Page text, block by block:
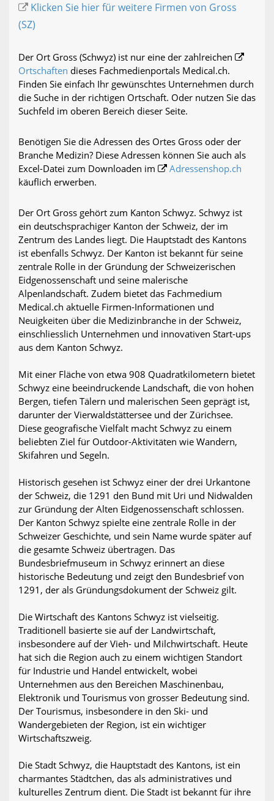
Klicken Sie hier für weitere Firmen von Gross
(SZ)
Der Ort Gross (Schwyz) ist nur eine der zahlreichen
Ortschaften dieses Fachmedienportals Medical.ch.
Finden Sie einfach Ihr gewünschtes Unternehmen durch
die Suche in der richtigen Ortschaft. Oder nutzen Sie das
Suchfeld im oberen Bereich dieser Seite.
Benötigen Sie die Adressen des Ortes Gross oder der
Branche Medizin? Diese Adressen können Sie auch als
Excel-Datei zum Downloaden im
Adressenshop.ch
käuflich erwerben.
Der Ort Gross gehört zum Kanton Schwyz. Schwyz ist
ein deutschsprachiger Kanton der Schweiz, der im
Zentrum des Landes liegt. Die Hauptstadt des Kantons
ist ebenfalls Schwyz. Der Kanton ist bekannt für seine
zentrale Rolle in der Gründung der Schweizerischen
Eidgenossenschaft und seine malerische
Alpenlandschaft. Zudem bietet das Fachmedium
Medical.ch aktuelle Firmen-Informationen und
Neuigkeiten über die Medizinbranche in der Schweiz,
einschliesslich Unternehmen und innovativen Start-ups
aus dem Kanton Schwyz.
Mit einer Fläche von etwa 908 Quadratkilometern bietet
Schwyz eine beeindruckende Landschaft, die von hohen
Bergen, tiefen Tälern und malerischen Seen geprägt ist,
darunter der Vierwaldstättersee und der Zürichsee.
Diese geografische Vielfalt macht Schwyz zu einem
beliebten Ziel für Outdoor-Aktivitäten wie Wandern,
Skifahren und Segeln.
Historisch gesehen ist Schwyz einer der drei Urkantone
der Schweiz, die 1291 den Bund mit Uri und Nidwalden
zur Gründung der Alten Eidgenossenschaft schlossen.
Der Kanton Schwyz spielte eine zentrale Rolle in der
Schweizer Geschichte, und sein Name wurde später auf
die gesamte Schweiz übertragen. Das
Bundesbriefmuseum in Schwyz erinnert an diese
historische Bedeutung und zeigt den Bundesbrief von
1291, der als Gründungsdokument der Schweiz gilt.
Die Wirtschaft des Kantons Schwyz ist vielseitig.
Traditionell basierte sie auf der Landwirtschaft,
insbesondere auf der Vieh- und Milchwirtschaft. Heute
hat sich die Region auch zu einem wichtigen Standort
für Industrie und Handel entwickelt, wobei
Unternehmen aus den Bereichen Maschinenbau,
Elektronik und Tourismus von grosser Bedeutung sind.
Der Tourismus, insbesondere in den Ski- und
Wandergebieten der Region, ist ein wichtiger
Wirtschaftszweig.
Die Stadt Schwyz, die Hauptstadt des Kantons, ist ein
charmantes Städtchen, das als administratives und
kulturelles Zentrum dient. Die Stadt ist bekannt für ihre